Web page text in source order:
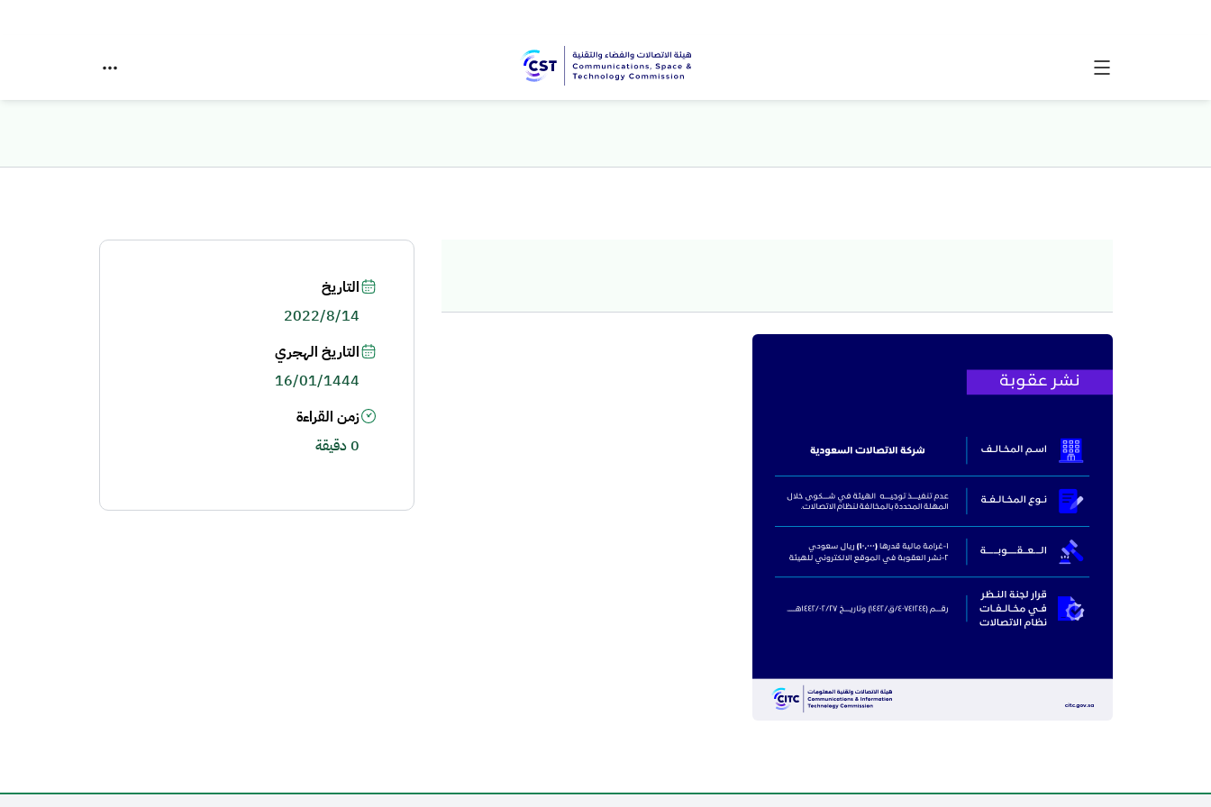
التاريخ
2022/8/14
التاريخ الهجري
16/01/1444
زمن القراءة
0 دقيقة